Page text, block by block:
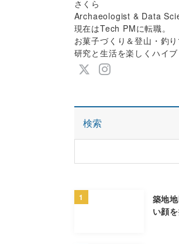
さくら
Archaeologist & Data
現在はTech PMに転職。
お菓子づくり＆登山・釣
研究と生活を楽しくハイ
検索
1
築地
い顔